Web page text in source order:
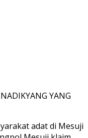
YANG
adat di Mesuji